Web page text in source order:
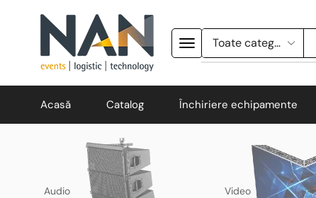
Acasă Catalog Închiriere echipamente
Audio Video